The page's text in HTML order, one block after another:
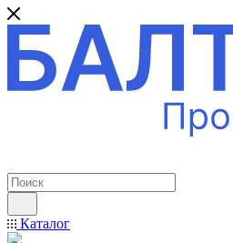
Каталог